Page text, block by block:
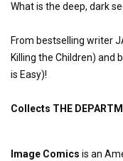
What is the deep, dark
From bestselling writer
Killing the Children) and
is Easy)!
Collects THE
Image Comics is an